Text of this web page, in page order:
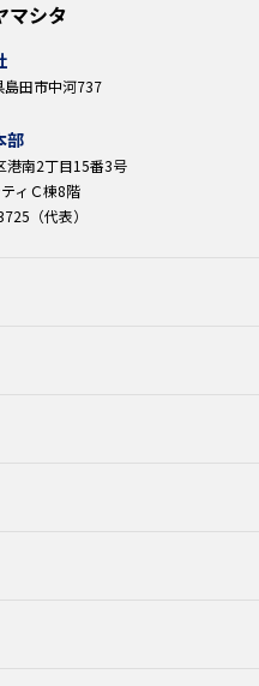
マシタ
田市中河737
部
港南2丁目15番3号
ィＣ棟8階
（代表）